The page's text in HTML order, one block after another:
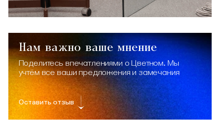
Нам важно ваше мнение
Поделитесь впечатлениями о Цветном. Мы
учтём все ваши предложения и замечания
Оставить отзыв